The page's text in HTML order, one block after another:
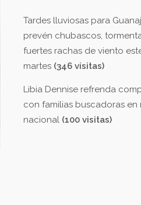
Tardes lluviosas para
prevén chubascos,
fuertes rachas de viento
martes (346 visitas)
Libia Dennise refrenda
con familias buscadoras en
nacional (100 visitas)